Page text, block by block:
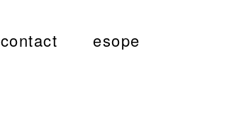
contact esope